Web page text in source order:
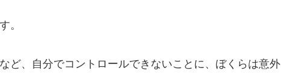
。
ど、自分でコントロールできないことに、ぼくらは意外